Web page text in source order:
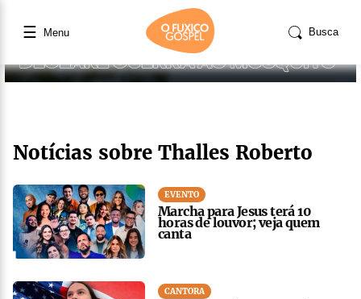
☰ Menu Busca
Notícias sobre Thalles Roberto
EVENTO
Marcha para Jesus terá 10
horas de louvor; veja quem
canta
CANTORA